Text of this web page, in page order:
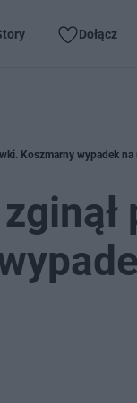
Dołącz
Koszmarny wypadek